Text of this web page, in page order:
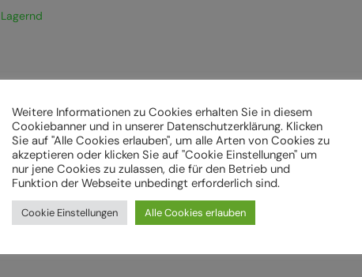
Lagernd
Weitere Informationen zu Cookies erhalten Sie in diesem
Cookiebanner und in unserer Datenschutzerklärung. Klicken
Sie auf "Alle Cookies erlauben", um alle Arten von Cookies zu
akzeptieren oder klicken Sie auf "Cookie Einstellungen" um
nur jene Cookies zu zulassen, die für den Betrieb und
Funktion der Webseite unbedingt erforderlich sind.
Cookie Einstellungen Alle Cookies erlauben